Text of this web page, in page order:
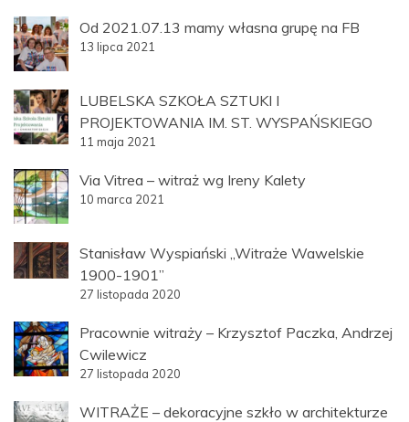
Od 2021.07.13 mamy własna grupę na FB
13 lipca 2021
LUBELSKA SZKOŁA SZTUKI I
PROJEKTOWANIA IM. ST. WYSPAŃSKIEGO
11 maja 2021
Via Vitrea – witraż wg Ireny Kalety
10 marca 2021
Stanisław Wyspiański „Witraże Wawelskie
1900-1901”
27 listopada 2020
Pracownie witraży – Krzysztof Paczka, Andrzej
Cwilewicz
27 listopada 2020
WITRAŻE – dekoracyjne szkło w architekturze